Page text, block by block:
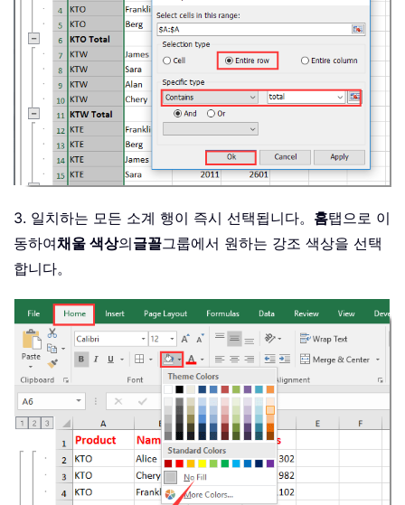
3. 일치하는 모든 소계 행이 즉시 선택됩니다。 홈탭으로 이
동하여채울 색상의글꼴그룹에서 원하는 강조 색상을 선택
합니다。